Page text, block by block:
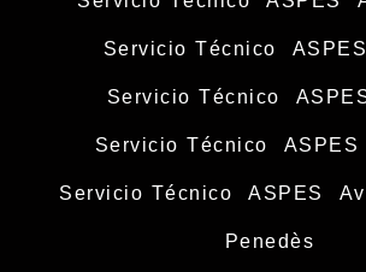
Servicio Técnico
Servicio Técnico
Servicio Técnico
Servicio Técnico ASPES
Penedès